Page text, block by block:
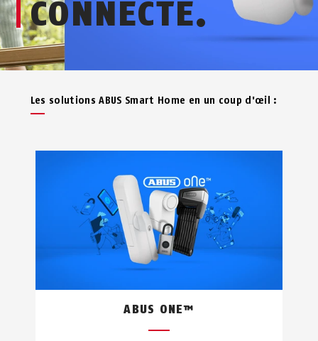
CONNECTÉ.
Les solutions ABUS Smart Home en un coup d'œil :
ABUS ONE™